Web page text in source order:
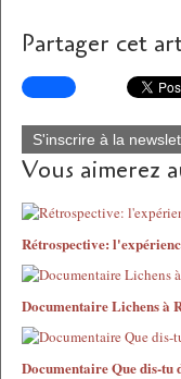
Partager cet
S'inscrire à la
Vous aimerez
Rétrospective:
Documentaire Lichens à
Documentaire Que dis-tu